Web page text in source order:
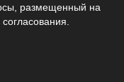
размещенный на